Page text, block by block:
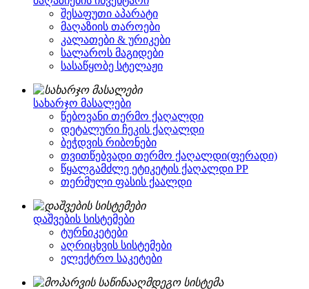
შესაფუთი აპარატი
მაღაზიის თაროები
კალათები & ურიკები
სალაროს მაგიდები
სასაწყობე სტელაჟი
სახარჯო მასალები
წებოვანი თერმო ქაღალდი
დეტალური ჩეკის ქაღალდი
ბეჭდვის რიბონები
თვითწებვადი თერმო ქაღალდი(ფერადი)
წყალგამძლე ეტიკეტის ქაღალდი PP
თერმული ფასის ქაალდი
დაშვების სისტემები
ტურნიკეტები
აღრიცხვის სისტემები
ელექტრო საკეტები